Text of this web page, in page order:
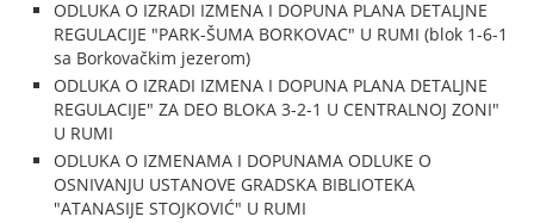
ODLUKA O IZRADI IZMENA I DOPUNA PLANA DETALJNE
REGULACIJE "PARK-ŠUMA BORKOVAC" U RUMI (blok 1-6-1
sa Borkovačkim jezerom)
ODLUKA O IZRADI IZMENA I DOPUNA PLANA DETALJNE
REGULACIJE" ZA DEO BLOKA 3-2-1 U CENTRALNOJ ZONI"
U RUMI
ODLUKA O IZMENAMA I DOPUNAMA ODLUKE O
OSNIVANJU USTANOVE GRADSKA BIBLIOTEKA
"ATANASIJE STOJKOVIĆ" U RUMI